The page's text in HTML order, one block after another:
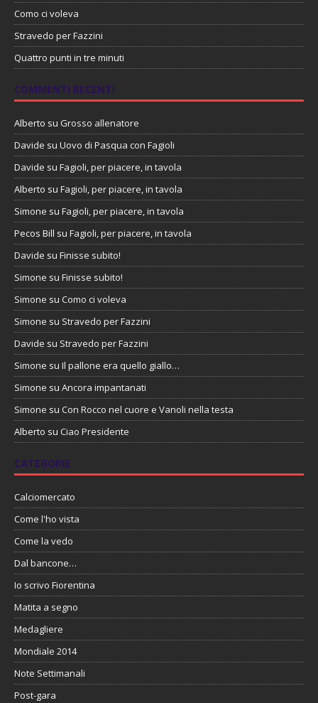
Como ci voleva
Stravedo per Fazzini
Quattro punti in tre minuti
COMMENTI RECENTI
Alberto su Grosso allenatore
Davide su Uovo di Pasqua con Fagioli
Davide su Fagioli, per piacere, in tavola
Alberto su Fagioli, per piacere, in tavola
Simone su Fagioli, per piacere, in tavola
Pecos Bill su Fagioli, per piacere, in tavola
Davide su Finisse subito!
Simone su Finisse subito!
Simone su Como ci voleva
Simone su Stravedo per Fazzini
Davide su Stravedo per Fazzini
Simone su Il pallone era quello giallo…
Simone su Ancora impantanati
Simone su Con Rocco nel cuore e Vanoli nella testa
Alberto su Ciao Presidente
CATEGORIE
Calciomercato
Come l'ho vista
Come la vedo
Dal bancone…
Io scrivo Fiorentina
Matita a segno
Medagliere
Mondiale 2014
Note Settimanali
Post-gara